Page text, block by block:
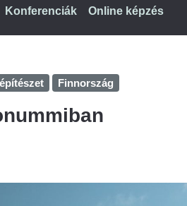
Konferenciák Online képzés
Finnország